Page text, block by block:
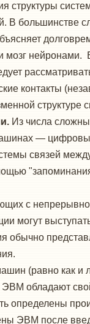
структуры
В большинстве
нейронами.
контакты
структуре
Из числа
—
связей
с
могут
(равно как и
обладают
определены
ЭВМ после